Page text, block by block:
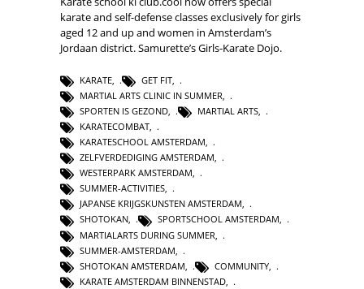
karate and self-defense classes exclusively for girls
aged 12 and up and women in Amsterdam’s
Jordaan district. Samurette’s Girls-Karate Dojo.
KARATE GET FIT
MARTIAL ARTS CLINIC IN SUMMER
SPORTEN IS GEZOND, MARTIAL ARTS,
KARATECOMBAT,
KARATESCHOOL AMSTERDAM,
ZELFVERDEDIGING AMSTERDAM,
WESTERPARK AMSTERDAM,
SUMMER-ACTIVITIES,
JAPANSE KRIJGSKUNSTEN AMSTERDAM,
SHOTOKAN, SPORTSCHOOL AMSTERDAM,
MARTIALARTS DURING SUMMER
SUMMER-AMSTERDAM
SHOTOKAN AMSTERDAM
COMMUNITY
KARATE AMSTERDAM BINNENSTAD